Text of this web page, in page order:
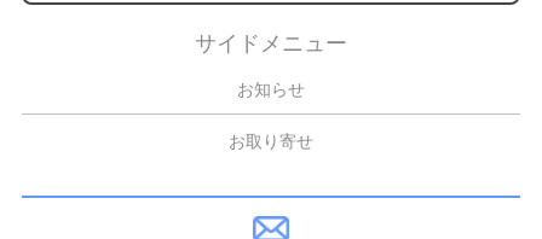
サイドメニュー
お知らせ
お取り寄せ